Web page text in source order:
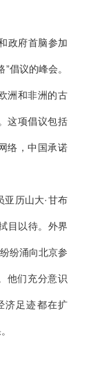
政府首脑参加
倡议的峰会。
洲和非洲的古
这项倡议包括
络，中国承诺
历山大·甘布
目以待。外界
纷涌向北京参
他们充分意识
济足迹都在扩